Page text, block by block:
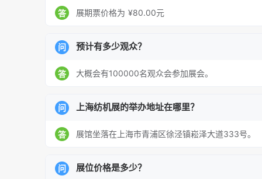
在航空航天、汽车轻量化等新兴领域的创新
装备与战略新兴产业深度融合。
绿色可持续引领者：展会重点呈现循环利用
整理及回收与循环经济板块持续升温。众
果，助力区域纺织产业向可持续、价值驱动迈
高端论坛深度赋能
型、绿色制造、智能制造等热点议题深度研
知名展商
答 展期票价格为 ¥80.00元
问 预计有多少观众？
答 大概会有100000名观众会参加展会。
问 上海纺机展的举办地址在哪里？
答 展馆坐落在上海市青浦区徐泾镇崧泽大道333号。
问 展位价格是多少？